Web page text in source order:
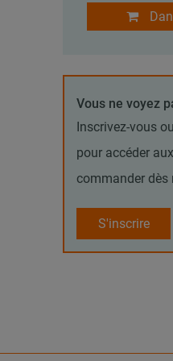
Vous ne voyez
Inscrivez-vous
pour accéder
commander dès
S'inscrire